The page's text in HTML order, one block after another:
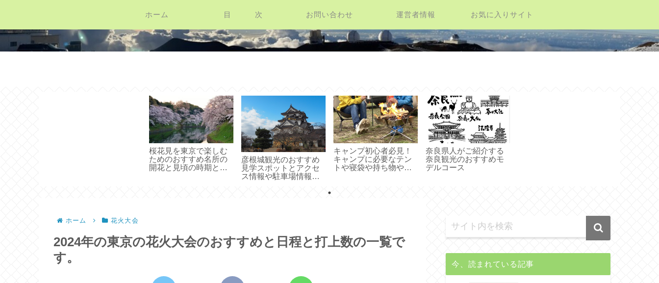
ホーム 目 次 お問い合わせ 運営者情報 お気に入りサイト
桜花見を東京で楽しむ
ためのおすすめ名所の
開花と見頃の時期と穴
彦根城観光のおすすめ
見学スポットとアクセ
ス情報や駐車場情報ご
キャンプ初心者必見！
キャンプに必要なテン
トや寝袋や持ち物や食
奈良県人がご紹介する
奈良観光のおすすめモ
デルコース
ホーム 花火大会
2024年の東京の花火大会のおすすめと日程と打上数の一覧で
す。
今、読まれている記事